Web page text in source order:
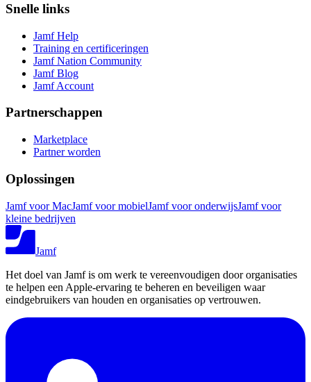
Snelle links
Jamf Help
Training en certificeringen
Jamf Nation Community
Jamf Blog
Jamf Account
Partnerschappen
Marketplace
Partner worden
Oplossingen
Jamf voor MacJamf voor mobielJamf voor onderwijsJamf voor
kleine bedrijven
Jamf
Het doel van Jamf is om werk te vereenvoudigen door organisaties
te helpen een Apple-ervaring te beheren en beveiligen waar
eindgebruikers van houden en organisaties op vertrouwen.